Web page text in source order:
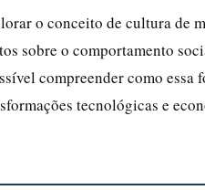
o conceito de cultura de
sobre o comportamento
compreender como
tecnológicas e